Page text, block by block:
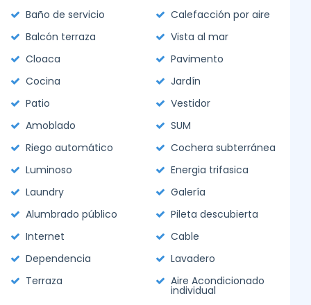
Baño de servicio
Calefacción por aire
Balcón terraza
Vista al mar
Cloaca
Pavimento
Cocina
Jardín
Patio
Vestidor
Amoblado
SUM
Riego automático
Cochera subterránea
Luminoso
Energia trifasica
Laundry
Galería
Alumbrado público
Pileta descubierta
Internet
Cable
Dependencia
Lavadero
Terraza
Aire Acondicionado
individual